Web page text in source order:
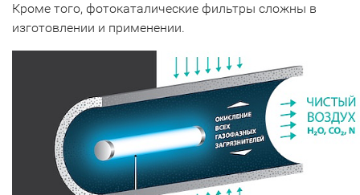
Кроме того, фотокаталические фильтры сложны в
изготовлении и применении.